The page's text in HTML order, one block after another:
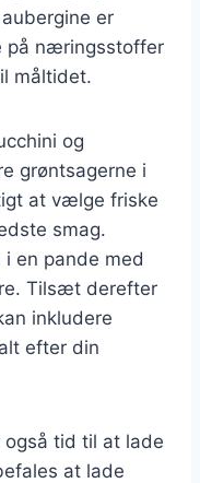
er
på næringsstoffer
måltidet.
og
grøntsagerne i
at vælge friske
smag.
en pande med
Tilsæt derefter
inkludere
efter din
tid til at lade
at lade